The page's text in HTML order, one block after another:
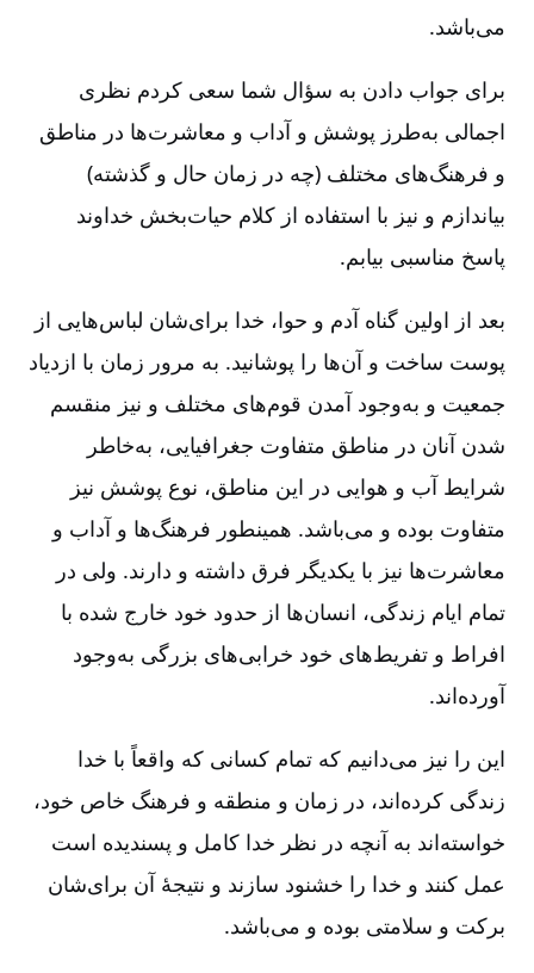
می‌باشد.
برای جواب دادن به سؤال شما سعی کردم نظری
اجمالی به‌طرز پوشش و آداب و معاشرت‌ها در مناطق
و فرهنگ‌های مختلف (چه در زمان حال و گذشته)
بیاندازم و نیز با استفاده از کلام حیات‌بخش خداوند
پاسخ مناسبی بیابم.
بعد از اولین گناه آدم و حوا، خدا برای‌شان لباس‌هایی از
پوست ساخت و آن‌ها را پوشانید. به مرور زمان با ازدیاد
جمعیت و به‌وجود آمدن قوم‌های مختلف و نیز منقسم
شدن آنان در مناطق متفاوت جغرافیایی، به‌خاطر
شرایط آب و هوایی در این مناطق، نوع پوشش نیز
متفاوت بوده و می‌باشد. همینطور فرهنگ‌ها و آداب و
معاشرت‌ها نیز با یکدیگر فرق داشته و دارند. ولی در
تمام ایام زندگی، انسان‌ها از حدود خود خارج شده با
افراط و تفریط‌های خود خرابی‌های بزرگی به‌وجود
آورده‌اند.
این را نیز می‌دانیم که تمام کسانی که واقعاً با خدا
زندگی کرده‌اند، در زمان و منطقه و فرهنگ خاص خود،
خواسته‌اند به آنچه در نظر خدا کامل و پسندیده است
عمل کنند و خدا را خشنود سازند و نتیجۀ آن برای‌شان
برکت و سلامتی بوده و می‌باشد.